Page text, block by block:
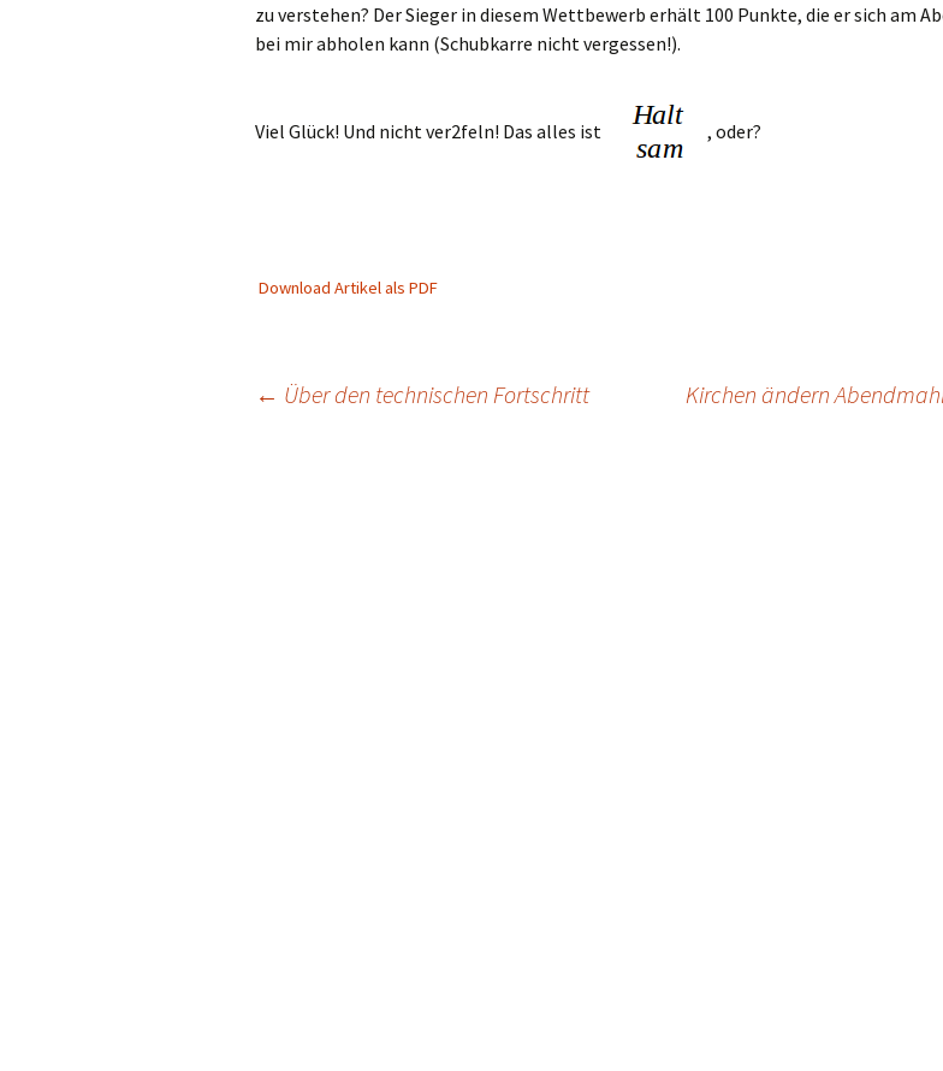
zu verstehen? Der Sieger in diesem Wettbewerb erhält 100 Punkte, die er sich am
bei mir abholen kann (Schubkarre nicht vergessen!).
Viel Glück! Und nicht ver2feln! Das alles ist , oder?
Download Artikel als PDF
Beitragsnavigation
← Über den technischen Fortschritt Kirchen ändern